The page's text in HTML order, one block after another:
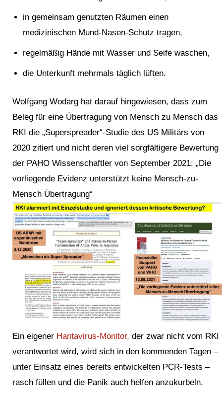
in gemeinsam genutzten Räumen einen
medizinischen Mund-Nasen-Schutz tragen,
regelmäßig Hände mit Wasser und Seife waschen,
die Unterkunft mehrmals täglich lüften.
Wolfgang Wodarg hat darauf hingewiesen, dass zum
Beleg für eine Übertragung von Mensch zu Mensch das
RKI die „Superspreader“-Studie des US Militärs von
2020 zitiert und nicht deren viel sorgfältigere Bewertung
der PAHO Wissenschaftler von September 2021: „Die
vorliegende Evidenz unterstützt keine Mensch-zu-
Mensch Übertragung“
Ein eigener Hantavirus-Monitor, der zwar nicht vom RKI
verantwortet wird, wird sich in den kommenden Tagen –
unter Einsatz eines bereits entwickelten PCR-Tests –
rasch füllen und die Panik auch helfen anzukurbeln.